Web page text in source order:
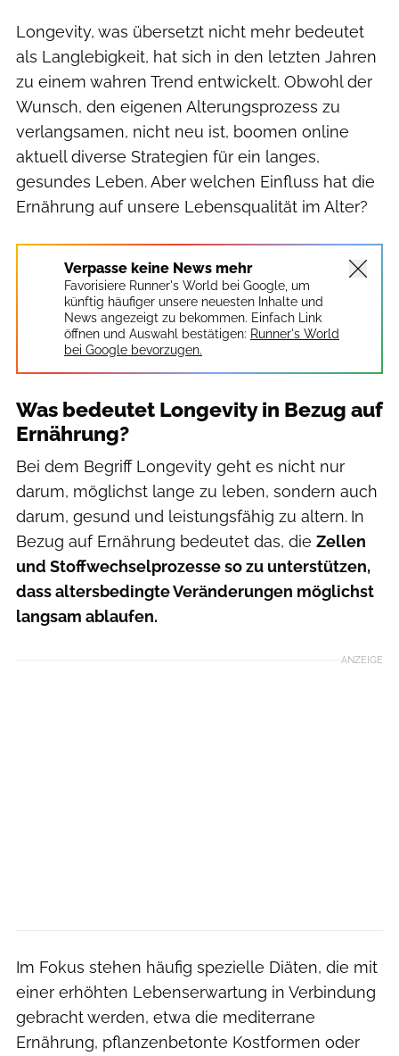
Longevity, was übersetzt nicht mehr bedeutet
als Langlebigkeit, hat sich in den letzten Jahren
zu einem wahren Trend entwickelt. Obwohl der
Wunsch, den eigenen Alterungsprozess zu
verlangsamen, nicht neu ist, boomen online
aktuell diverse Strategien für ein langes,
gesundes Leben. Aber welchen Einfluss hat die
Ernährung auf unsere Lebensqualität im Alter?
Verpasse keine News mehr
Favorisiere Runner's World bei Google, um
künftig häufiger unsere neuesten Inhalte und
News angezeigt zu bekommen. Einfach Link
öffnen und Auswahl bestätigen: Runner's World
bei Google bevorzugen.
Was bedeutet Longevity in Bezug auf
Ernährung?
Bei dem Begriff Longevity geht es nicht nur
darum, möglichst lange zu leben, sondern auch
darum, gesund und leistungsfähig zu altern. In
Bezug auf Ernährung bedeutet das, die Zellen
und Stoffwechselprozesse so zu unterstützen,
dass altersbedingte Veränderungen möglichst
langsam ablaufen.
ANZEIGE
Im Fokus stehen häufig spezielle Diäten, die mit
einer erhöhten Lebenserwartung in Verbindung
gebracht werden, etwa die mediterrane
Ernährung, pflanzenbetonte Kostformen oder